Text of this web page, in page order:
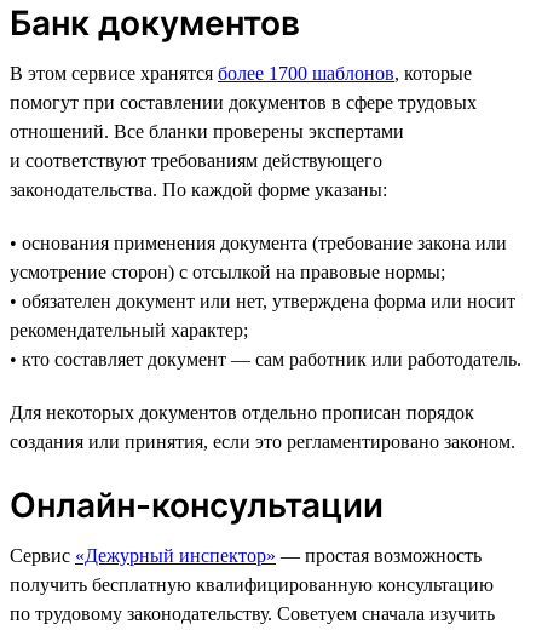
Банк документов
В этом сервисе хранятся более 1700 шаблонов, которые
помогут при составлении документов в сфере трудовых
отношений. Все бланки проверены экспертами
и соответствуют требованиям действующего
законодательства. По каждой форме указаны:
• основания применения документа (требование закона или
усмотрение сторон) с отсылкой на правовые нормы;
• обязателен документ или нет, утверждена форма или носит
рекомендательный характер;
• кто составляет документ — сам работник или работодатель.
Для некоторых документов отдельно прописан порядок
создания или принятия, если это регламентировано законом.
Онлайн-консультации
Сервис «Дежурный инспектор» — простая возможность
получить бесплатную квалифицированную консультацию
по трудовому законодательству. Советуем сначала изучить